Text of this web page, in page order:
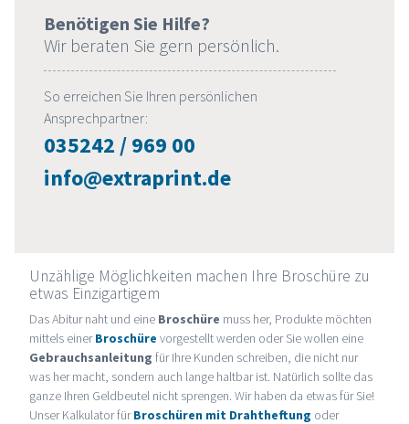
Benötigen Sie Hilfe?
Wir beraten Sie gern persönlich.
So erreichen Sie Ihren persönlichen
Ansprechpartner:
035242 / 969 00
info@extraprint.de
Unzählige Möglichkeiten machen Ihre Broschüre zu
etwas Einzigartigem
Das Abitur naht und eine Broschüre muss her, Produkte möchten
mittels einerBroschüre vorgestellt werden oder Sie wollen eine
Gebrauchsanleitung für Ihre Kunden schreiben, die nicht nur
was her macht, sondern auch lange haltbar ist. Natürlich sollte das
ganze Ihren Geldbeutel nicht sprengen. Wir haben da etwas für Sie!
Unser Kalkulator fürBroschüren mit Drahtheftung oder